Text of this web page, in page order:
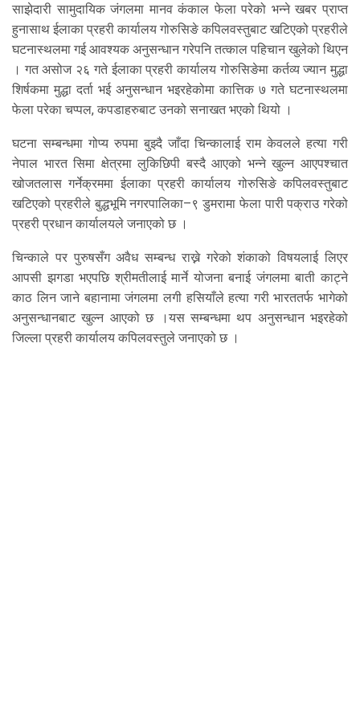
साझेदारी सामुदायिक जंगलमा मानव कंकाल फेला परेको भन्ने खबर प्राप्त
हुनासाथ ईलाका प्रहरी कार्यालय गोरुसिङे कपिलवस्तुबाट खटिएको प्रहरीले
घटनास्थलमा गई आवश्यक अनुसन्धान गरेपनि तत्काल पहिचान खुलेको थिएन
। गत असोज २६ गते ईलाका प्रहरी कार्यालय गोरुसिङेमा कर्तव्य ज्यान मुद्धा
शिर्षकमा मुद्धा दर्ता भई अनुसन्धान भइरहेकोमा कात्तिक ७ गते घटनास्थलमा
फेला परेका चप्पल, कपडाहरुबाट उनको सनाखत भएको थियो ।
घटना सम्बन्धमा गोप्य रुपमा बुझ्दै जाँदा चिन्कालाई राम केवलले हत्या गरी
नेपाल भारत सिमा क्षेत्रमा लुकिछिपी बस्दै आएको भन्ने खुल्न आएपश्चात
खोजतलास गर्नेक्रममा ईलाका प्रहरी कार्यालय गोरुसिङे कपिलवस्तुबाट
खटिएको प्रहरीले बुद्धभूमि नगरपालिका–९ डुमरामा फेला पारी पक्राउ गरेको
प्रहरी प्रधान कार्यालयले जनाएको छ ।
चिन्काले पर पुरुषसँग अवैध सम्बन्ध राख्ने गरेको शंकाको विषयलाई लिएर
आपसी झगडा भएपछि श्रीमतीलाई मार्ने योजना बनाई जंगलमा बाती काट्ने
काठ लिन जाने बहानामा जंगलमा लगी हसियाँले हत्या गरी भारततर्फ भागेको
अनुसन्धानबाट खुल्न आएको छ ।यस सम्बन्धमा थप अनुसन्धान भइरहेको
जिल्ला प्रहरी कार्यालय कपिलवस्तुले जनाएको छ ।